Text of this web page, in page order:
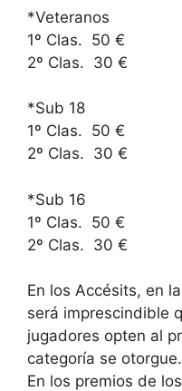
*Veteranos
1º Clas. 50 €
2º Clas. 30 €
*Sub 18
1º Clas. 50 €
2º Clas. 30 €
*Sub 16
1º Clas. 50 €
2º Clas. 30 €
En los Accésits, en
será imprescindible
jugadores opten al
categoría se otorgue.
En los premios de